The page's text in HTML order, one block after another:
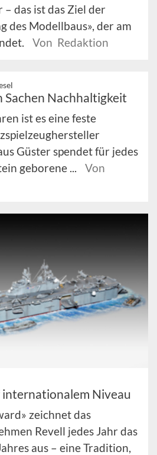
das ist das Ziel der
des Modellbaus», der am
Von Redaktion
Nachhaltigkeit
ist es eine feste
Güster spendet für jedes
geborene ...
Von
Niveau
zeichnet das
Revell jedes Jahr das
aus – eine Tradition,